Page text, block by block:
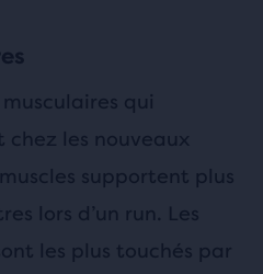
qui
chez les nouveaux
supportent plus
lors d’un run. Les
les plus touchés par